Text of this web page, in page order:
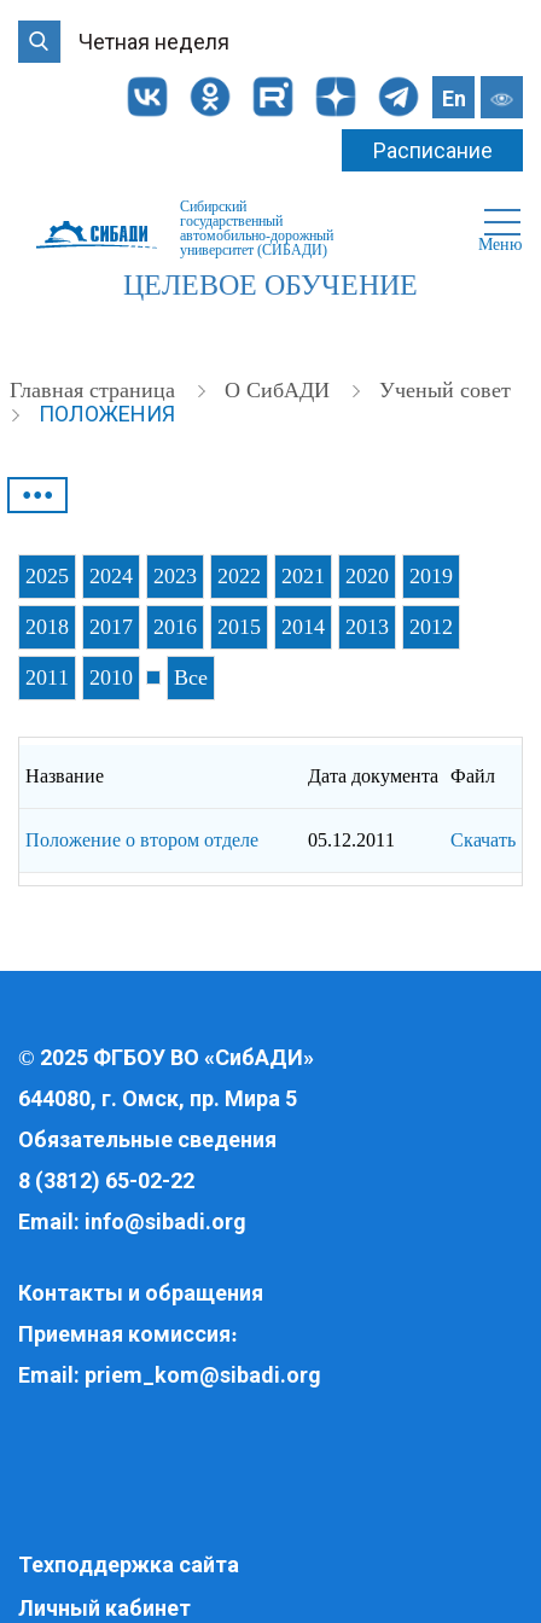
Четная неделя
En
Расписание
Сибирский
государственный
автомобильно-дорожный
университет (СИБАДИ)
Меню
ЦЕЛЕВОЕ ОБУЧЕНИЕ
Главная страница О СибАДИ Ученый совет
ПОЛОЖЕНИЯ
•••
2025 2024 2023 2022 2021 2020 2019
2018 2017 2016 2015 2014 2013 2012
2011 2010 Все
Название Дата документа Файл
Положение о втором отделе 05.12.2011 Скачать
© 2025 ФГБОУ ВО «СибАДИ»
644080, г. Омск, пр. Мира 5
Обязательные сведения
8 (3812) 65-02-22
Email: info@sibadi.org
Контакты и обращения
Приемная комиссия:
Email: priem_kom@sibadi.org
Техподдержка сайта
Личный кабинет